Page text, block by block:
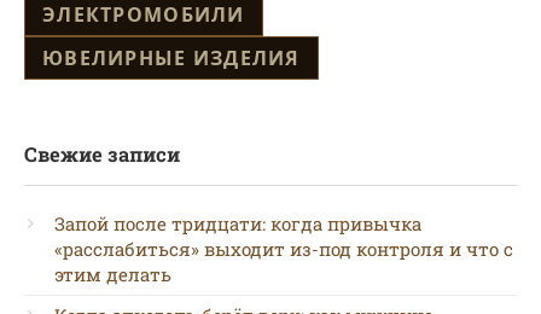
ЭЛЕКТРОМОБИЛИ
ЮВЕЛИРНЫЕ ИЗДЕЛИЯ
Свежие записи
Запой после тридцати: когда привычка
«расслабиться» выходит из-под контроля и что с
этим делать